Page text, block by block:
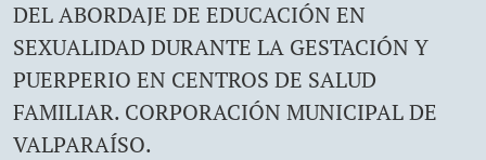
DEL ABORDAJE DE EDUCACIÓN EN
SEXUALIDAD DURANTE LA GESTACIÓN Y
PUERPERIO EN CENTROS DE SALUD
FAMILIAR. CORPORACIÓN MUNICIPAL DE
VALPARAÍSO.